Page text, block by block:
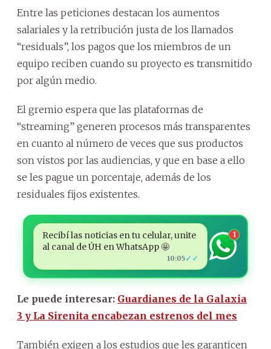
Entre las peticiones destacan los aumentos
salariales y la retribución justa de los llamados
“residuals”, los pagos que los miembros de un
equipo reciben cuando su proyecto es transmitido
por algún medio.
El gremio espera que las plataformas de
“streaming” generen procesos más transparentes
en cuanto al número de veces que sus productos
son vistos por las audiencias, y que en base a ello
se les pague un porcentaje, además de los
residuales fijos existentes.
Recibí las noticias en tu celular, unite
al canal de ÚH en WhatsApp 🤩
10:05✓✓
1
Le puede interesar: Guardianes de la Galaxia
3 y La Sirenita encabezan estrenos del mes
También exigen a los estudios que les garanticen